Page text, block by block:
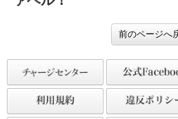
【販売期間】
2016年8月10日 ショップ更新より随
夏休みは～(´∀｀～)ｽｽﾞ
ァベル！